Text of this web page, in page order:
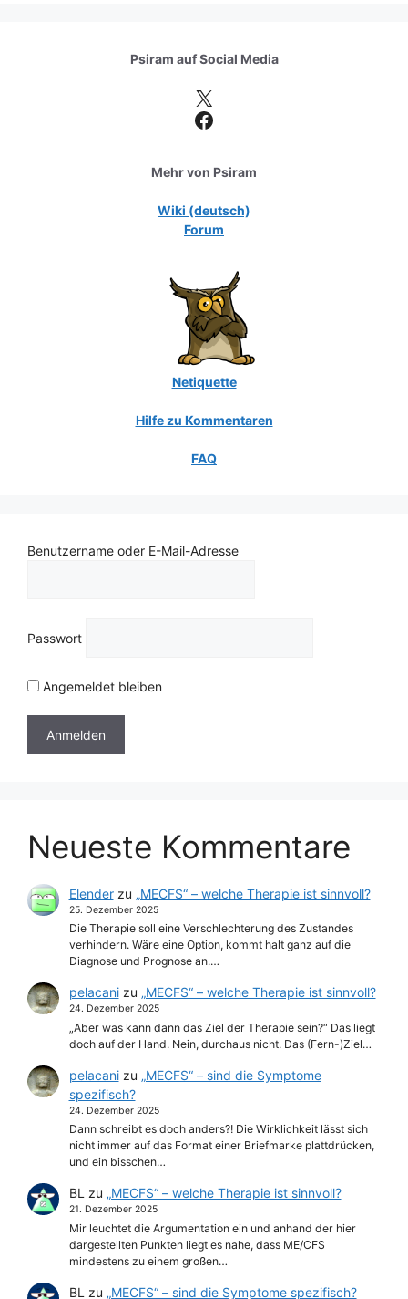
Psiram aufSocial Media
X
Facebook
Mehr von Psiram
Wiki (deutsch)
Forum
Netiquette
Hilfe zu Kommentaren
FAQ
Benutzername oder E-Mail-Adresse
Passwort
Angemeldet bleiben
Neueste Kommentare
Elenderzu „MECFS“ – welche Therapie ist sinnvoll?
25. Dezember 2025
Die Therapie soll eine Verschlechterung des Zustandes
verhindern. Wäre eine Option, kommt halt ganz auf die
Diagnose und Prognose an.…
pelacanizu „MECFS“ – welche Therapie ist sinnvoll?
24. Dezember 2025
„Aber was kann dann das Ziel der Therapie sein?“ Das liegt
doch auf der Hand. Nein, durchaus nicht. Das (Fern-)Ziel…
pelacanizu „MECFS“ – sind die Symptome
spezifisch?
24. Dezember 2025
Dann schreibt es doch anders?! Die Wirklichkeit lässt sich
nicht immer auf das Format einer Briefmarke plattdrücken,
und ein bisschen…
BL zu „MECFS“ – welche Therapie ist sinnvoll?
21. Dezember 2025
Mir leuchtet die Argumentation ein und anhand der hier
dargestellten Punkten liegt es nahe, dass ME/CFS
mindestens zu einem großen…
BL zu „MECFS“ – sind die Symptome spezifisch?